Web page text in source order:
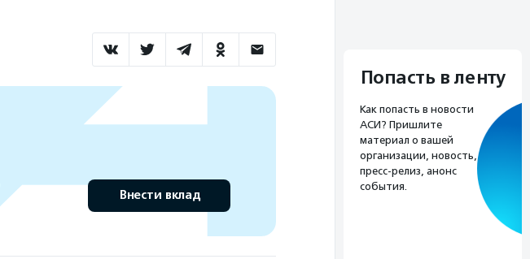
Внести вклад
Попасть в ленту
Как попасть в новости
АСИ? Пришлите
материал о вашей
организации, новость,
пресс-релиз, анонс
события.